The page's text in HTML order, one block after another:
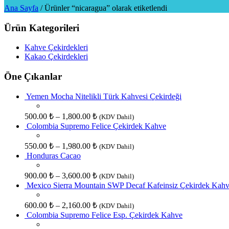
Ana Sayfa /Ürünler “nicaragua” olarak etiketlendi
Ürün Kategorileri
Kahve Çekirdekleri
Kakao Çekirdekleri
Öne Çıkanlar
Yemen Mocha Nitelikli Türk Kahvesi Çekirdeği
500.00 ₺ – 1,800.00 ₺ (KDV Dahil)
Colombia Supremo Felice Çekirdek Kahve
550.00 ₺ – 1,980.00 ₺ (KDV Dahil)
Honduras Cacao
900.00 ₺ – 3,600.00 ₺ (KDV Dahil)
Mexico Sierra Mountain SWP Decaf Kafeinsiz Çekirdek
600.00 ₺ – 2,160.00 ₺ (KDV Dahil)
Colombia Supremo Felice Esp. Çekirdek Kahve